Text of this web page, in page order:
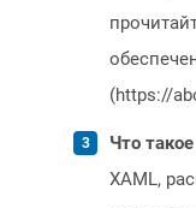
(https://
Что
XAML,